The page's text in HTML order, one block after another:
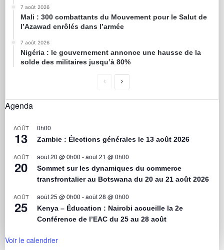
7 août 2026
Mali : 300 combattants du Mouvement pour le Salut de
l’Azawad enrôlés dans l’armée
7 août 2026
Nigéria : le gouvernement annonce une hausse de la
solde des militaires jusqu’à 80%
Agenda
AOÛT
13
0h00
Zambie : Élections générales le 13 août 2026
AOÛT
20
août 20 @ 0h00 -août 21 @ 0h00
Sommet sur les dynamiques du commerce
transfrontalier au Botswana du 20 au 21 août 2026
AOÛT
25
août 25 @ 0h00 -août 28 @ 0h00
Kenya – Éducation : Nairobi accueille la 2e
Conférence de l’EAC du 25 au 28 août
Voir le calendrier